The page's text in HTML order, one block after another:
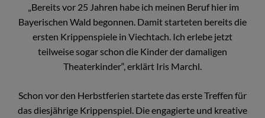
„Bereits vor 25 Jahren habe ich meinen Beruf hier im
Bayerischen Wald begonnen. Damit starteten bereits die
ersten Krippenspiele in Viechtach. Ich erlebe jetzt
teilweise sogar schon die Kinder der damaligen
Theaterkinder“, erklärt Iris Marchl.
Schon vor den Herbstferien startete das erste Treffen für
das diesjährige Krippenspiel. Die engagierte und kreative